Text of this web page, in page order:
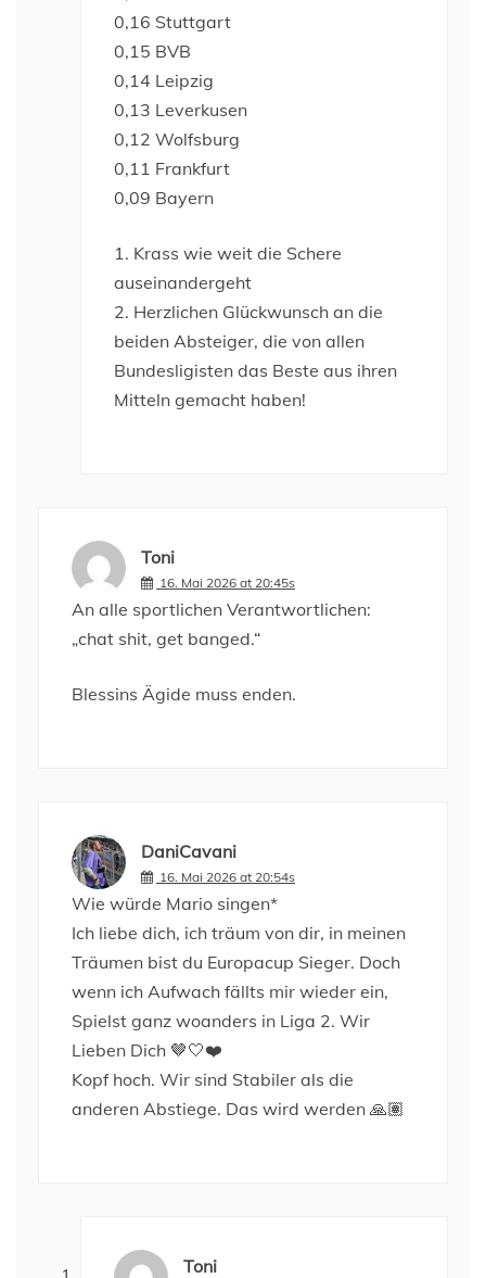
0,16 Stuttgart
0,15 BVB
0,14 Leipzig
0,13 Leverkusen
0,12 Wolfsburg
0,11 Frankfurt
0,09 Bayern
1. Krass wie weit die Schere
auseinandergeht
2. Herzlichen Glückwunsch an die
beiden Absteiger, die von allen
Bundesligisten das Beste aus ihren
Mitteln gemacht haben!
Toni
16. Mai 2026 at 20:45s
An alle sportlichen Verantwortlichen:
„chat shit, get banged.“
Blessins Ägide muss enden.
DaniCavani
16. Mai 2026 at 20:54s
Wie würde Mario singen*
Ich liebe dich, ich träum von dir, in meinen
Träumen bist du Europacup Sieger. Doch
wenn ich Aufwach fällts mir wieder ein,
Spielst ganz woanders in Liga 2. Wir
Lieben Dich 🤎🤍❤️
Kopf hoch. Wir sind Stabiler als die
anderen Abstiege. Das wird werden 🙏🏽
Toni